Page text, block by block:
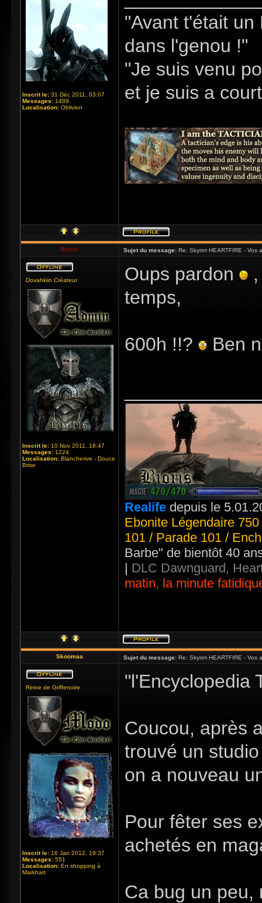
Inscrit le: 31 Déc 2011, 03:07
Messages: 1489
Localisation: Oblivion
"Avant t'était
dans l'genou !"
"Je suis venu
et je suis a
Bioris Sujet du message: Re: Skyrim HEARTFIRE - Vos
Dovahkiin Créateur
Inscrit le: 10 Nov 2011, 18:47
Messages: 1224
Localisation: Blancherive - Douce
Brise
Oups pardon
temps,
600h !!? Ben
Realife depuis le
Ebonite Légendaire
101 / Parade 101 /
Barbe" de bientôt 40
| DLC Dawnguard,
matin, la minute
Skoomaa Sujet du message: Re: Skyrim HEARTFIRE - Vos
Reine de Griffenoire
Inscrit le: 16 Jan 2012, 19:37
Messages: 551
Localisation: En shopping à
Markhart
"l'Encyclopedia
Coucou, après
trouvé un
on a nouveau
Pour fêter ses
achetés en
Ca bug un peu,